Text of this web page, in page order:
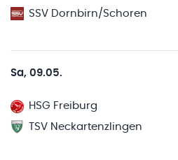
SSV Dornbirn/Schoren
Sa, 09.05.
HSG Freiburg
TSV Neckartenzlingen